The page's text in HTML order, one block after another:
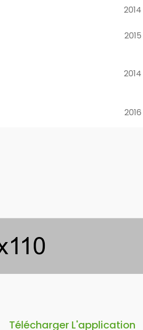
2014
2015
2014
2016
Télécharger L'application